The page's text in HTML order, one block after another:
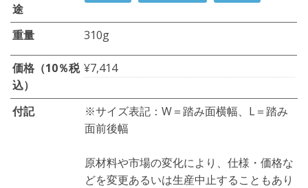
途
重量 310g
価格（10％税
込）
¥7,414
付記
※サイズ表記：W＝踏み面横幅、L＝踏み
面前後幅
原材料や市場の変化により、仕様・価格な
どを変更あるいは生産中止することもあり